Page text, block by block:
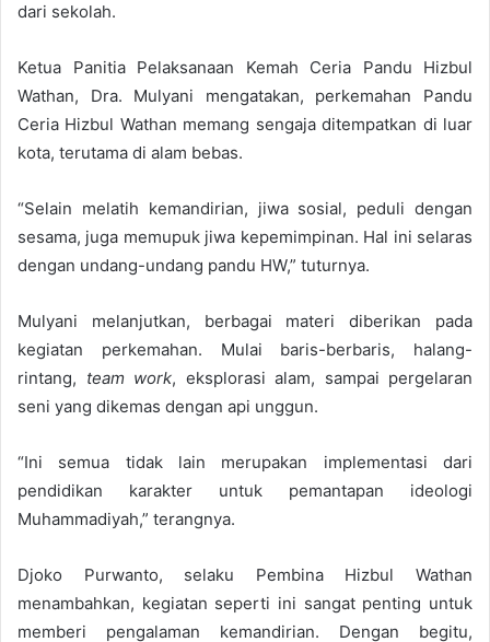
dari sekolah.
Ketua Panitia Pelaksanaan Kemah Ceria Pandu Hizbul
Wathan, Dra. Mulyani mengatakan, perkemahan Pandu
Ceria Hizbul Wathan memang sengaja ditempatkan di luar
kota, terutama di alam bebas.
“Selain melatih kemandirian, jiwa sosial, peduli dengan
sesama, juga memupuk jiwa kepemimpinan. Hal ini selaras
dengan undang-undang pandu HW,” tuturnya.
Mulyani melanjutkan, berbagai materi diberikan pada
kegiatan perkemahan. Mulai baris-berbaris, halang-
rintang, team work, eksplorasi alam, sampai pergelaran
seni yang dikemas dengan api unggun.
“Ini semua tidak lain merupakan implementasi dari
pendidikan karakter untuk pemantapan ideologi
Muhammadiyah,” terangnya.
Djoko Purwanto, selaku Pembina Hizbul Wathan
menambahkan, kegiatan seperti ini sangat penting untuk
memberi pengalaman kemandirian. Dengan begitu,